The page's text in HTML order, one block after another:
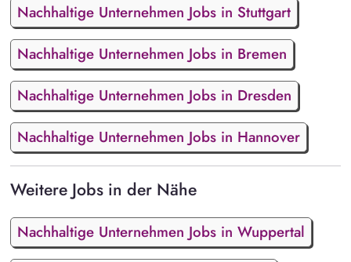
Nachhaltige Unternehmen Jobs in Stuttgart
Nachhaltige Unternehmen Jobs in Bremen
Nachhaltige Unternehmen Jobs in Dresden
Nachhaltige Unternehmen Jobs in Hannover
Weitere Jobs in der Nähe
Nachhaltige Unternehmen Jobs in Wuppertal